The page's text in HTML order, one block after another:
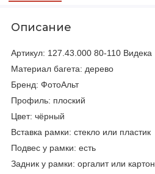
Описание
Артикул: 127.43.000 80-110 Видека
Материал багета: дерево
Бренд: ФотоАльт
Профиль: плоский
Цвет: чёрный
Вставка рамки: стекло или пластик
Подвес у рамки: есть
Задник у рамки: оргалит или картон